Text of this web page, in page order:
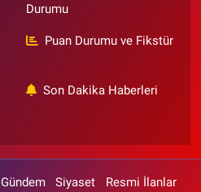
Durumu
Puan Durumu ve Fikstür
Son Dakika Haberleri
Gündem Siyaset Resmi İlanlar